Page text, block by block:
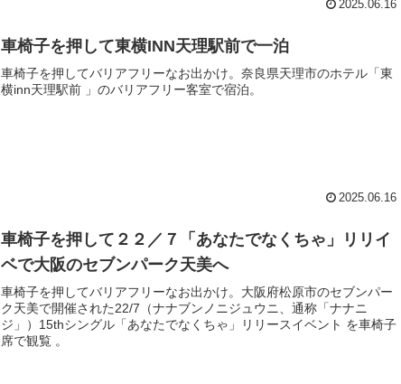
2025.06.16
車椅子を押して東横INN天理駅前で一泊
車椅子を押してバリアフリーなお出かけ。奈良県天理市のホテル「東
横inn天理駅前 」のバリアフリー客室で宿泊。
2025.06.16
車椅子を押して２２／７「あなたでなくちゃ」リリイ
ベで大阪のセブンパーク天美へ
車椅子を押してバリアフリーなお出かけ。大阪府松原市のセブンパー
ク天美で開催された22/7（ナナブンノニジュウニ、通称「ナナニ
ジ」）15thシングル「あなたでなくちゃ」リリースイベント を車椅子
席で観覧 。